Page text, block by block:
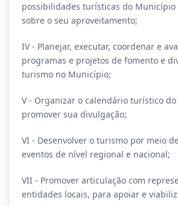
possibilidades turísticas do Município
sobre o seu aproveitamento;
IV - Planejar, executar, coordenar e
programas e projetos de fomento e
turismo no Município;
V - Organizar o calendário turístico
promover sua divulgação;
VI - Desenvolver o turismo por meio
eventos de nível regional e nacional;
VII - Promover articulação com
entidades locais, para apoiar e